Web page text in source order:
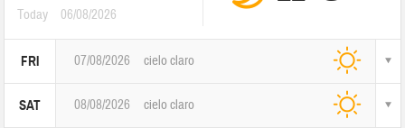
Today 06/08/2026
FRI 07/08/2026 cielo claro
SAT 08/08/2026 cielo claro